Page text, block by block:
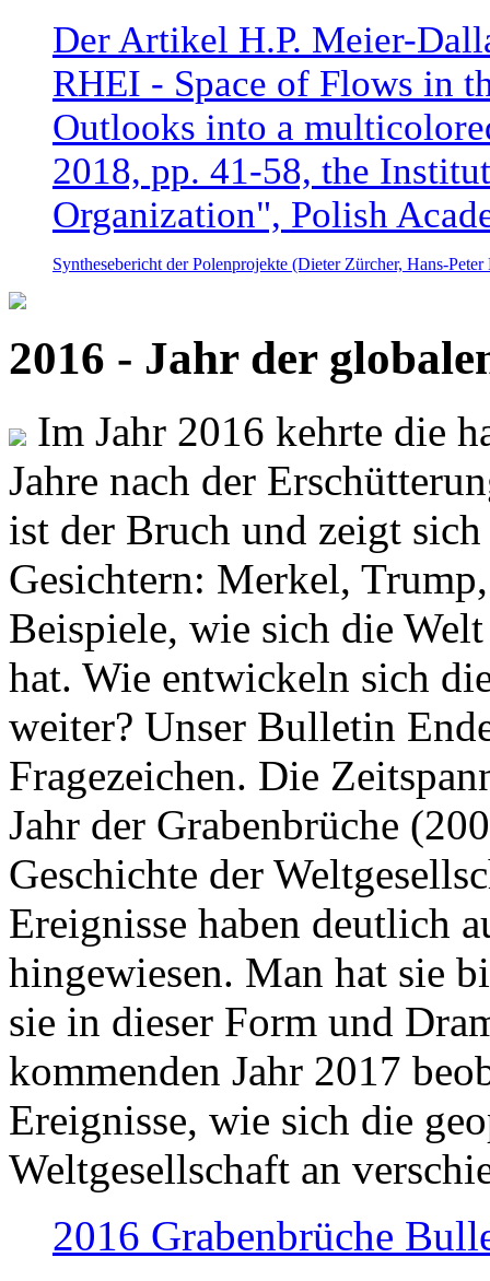
Der Artikel H.P. Meier-
RHEI - Space of Flows in
Outlooks into a
2018, pp. 41-58, the
Organization", Polish
Synthesebericht der Polenprojekte (Dieter Zürcher, Hans-
2016 - Jahr der
Im Jahr 2016 kehrte die
Jahre nach der
ist der Bruch und zeigt
Gesichtern: Merkel,
Beispiele, wie sich die
hat. Wie entwickeln sich
weiter? Unser Bulletin
Fragezeichen. Die
Jahr der Grabenbrüche
Geschichte der
Ereignisse haben deutlich
hingewiesen. Man hat sie
sie in dieser Form und
kommenden Jahr 2017
Ereignisse, wie sich die
Weltgesellschaft an
2016 Grabenbrüche